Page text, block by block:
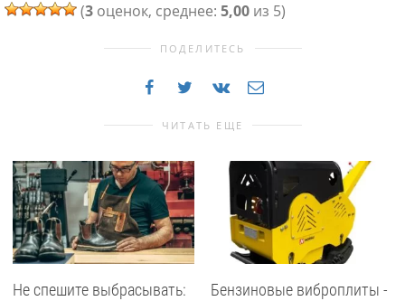
(3 оценок, среднее: 5,00 из 5)
ПОДЕЛИТЕСЬ
ЧИТАТЬ ЕЩЕ
Не спешите выбрасывать:
Бензиновые виброплиты -